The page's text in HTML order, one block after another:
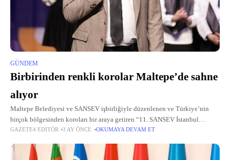
GÜNDEM
Birbirinden renkli korolar Maltepe’de sahne
alıyor
Maltepe Belediyesi ve SANSEV işbirliğiyle düzenlenen ve Türkiye’nin
birçok bölgesinden koroları bir araya getiren “11. SANSEV İstanbul
Uluslararası Çoksesli Koro Festivali” başladı. 10 Mayıs’a kadar sürecek
GAZETE4 EDITÖR 3 AY ÖNCE OKUMAYA DEVAM ET